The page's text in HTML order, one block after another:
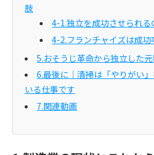
肢
4-1.独立を成功させられる
4-2.フランチャイズは成功
5.おそうじ革命から独立した
6.最後に｜清掃は「やりがい
いる仕事です
7.関連動画